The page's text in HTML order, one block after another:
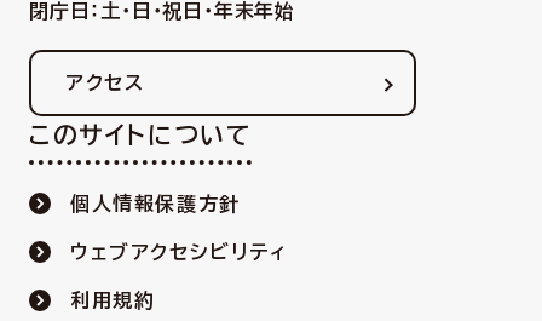
閉庁日：土・日・祝日・年末年始
アクセス
このサイトについて
個人情報保護方針
ウェブアクセシビリティ
利用規約